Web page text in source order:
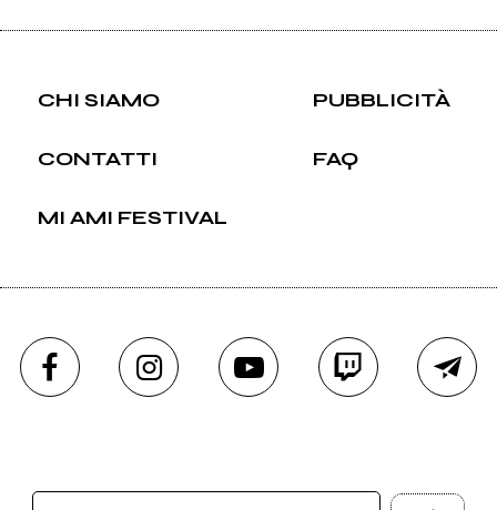
CHI SIAMO PUBBLICITÀ
CONTATTI FAQ
MI AMI FESTIVAL